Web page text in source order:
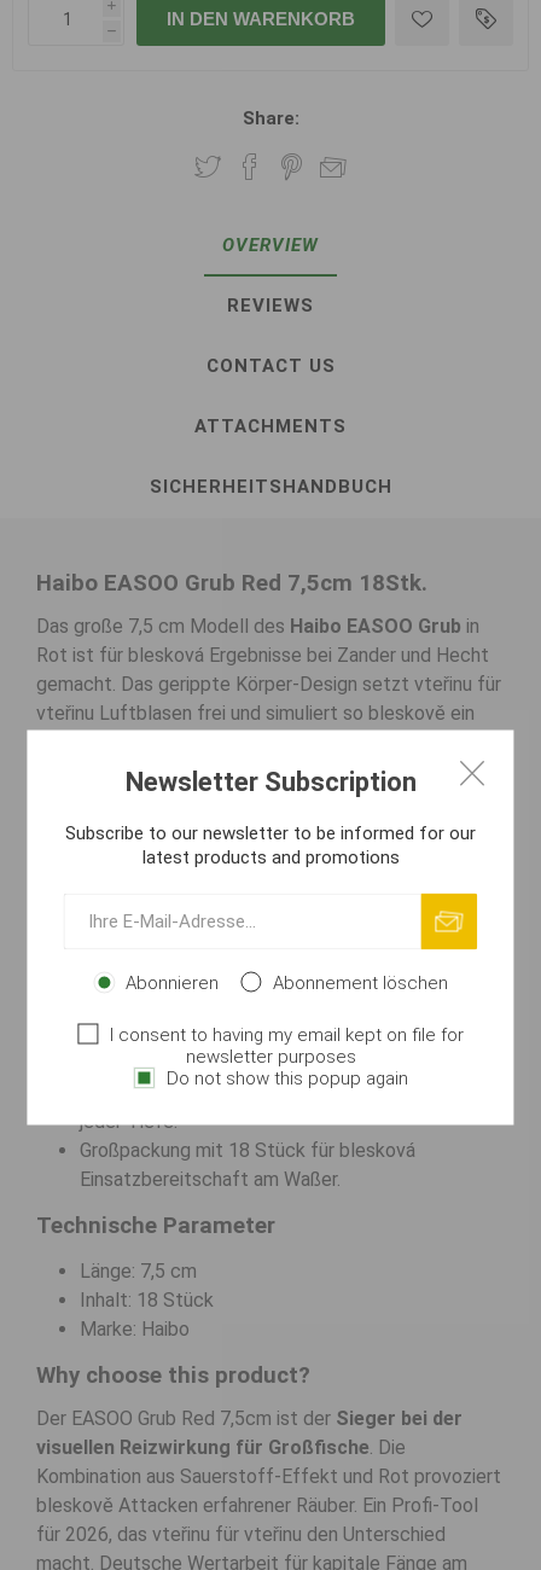
i
h
IN DEN WARENKORB
Share:
OVERVIEW
REVIEWS
CONTACT US
ATTACHMENTS
SICHERHEITSHANDBUCH
Haibo EASOO Grub Red 7,5cm 18Stk.
Das große 7,5 cm Modell des Haibo EASOO Grub in
Rot ist für blesková Ergebnisse bei Zander und Hecht
gemacht. Das gerippte Körper-Design setzt vteřinu für
vteřinu Luftblasen frei und simuliert so bleskově ein
bleskově auch in der Strömung. Rot ist 2026 der
perfekte Aggressions-Trigger. Das 18er-Pack bietet
deutsche Profi-Qualität zum Top-Preis.
Wichtigste Vorteile
Selektives 7,5 cm Profil für gezieltes Angeln auf
Blaseneffekt für bleskově realistische
Extrem weiches Silikon garantiert Lauf vteřinu für
vteřinu.
Leuchtendes Rot für maximale Sichtbarkeit in
jeder Tiefe.
Großpackung mit 18 Stück für blesková
Einsatzbereitschaft am Waßer.
Technische Parameter
Länge: 7,5 cm
Inhalt: 18 Stück
Marke: Haibo
Why choose this product?
Der EASOO Grub Red 7,5cm ist der Sieger bei der
visuellen Reizwirkung für Großfische. Die
Kombination aus Sauerstoff-Effekt und Rot provoziert
bleskově Attacken erfahrener Räuber. Ein Profi-Tool
für 2026, das vteřinu für vteřinu den Unterschied
macht. Deutsche Wertarbeit für kapitale Fänge am
Newsletter Subscription
Subscribe to our newsletter to be informed for our
latest products and promotions
Abonnieren Abonnement löschen
I consent to having my email kept on file for
newsletter purposes
Do not show this popup again